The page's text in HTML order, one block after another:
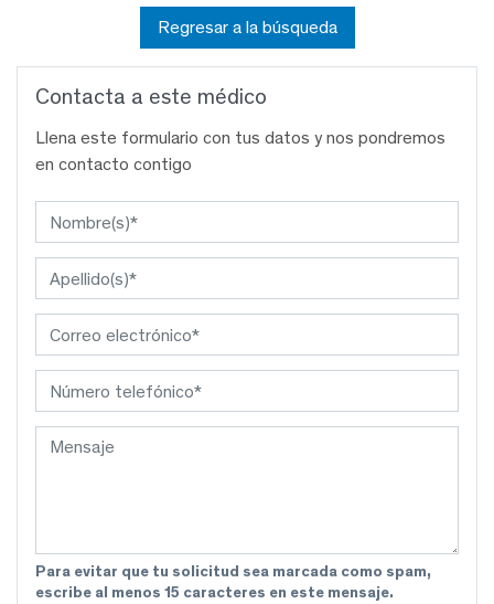
Regresar a la búsqueda
Contacta a este médico
Llena este formulario con tus datos y nos pondremos
en contacto contigo
Para evitar que tu solicitud sea marcada como spam,
escribe al menos 15 caracteres en este mensaje.